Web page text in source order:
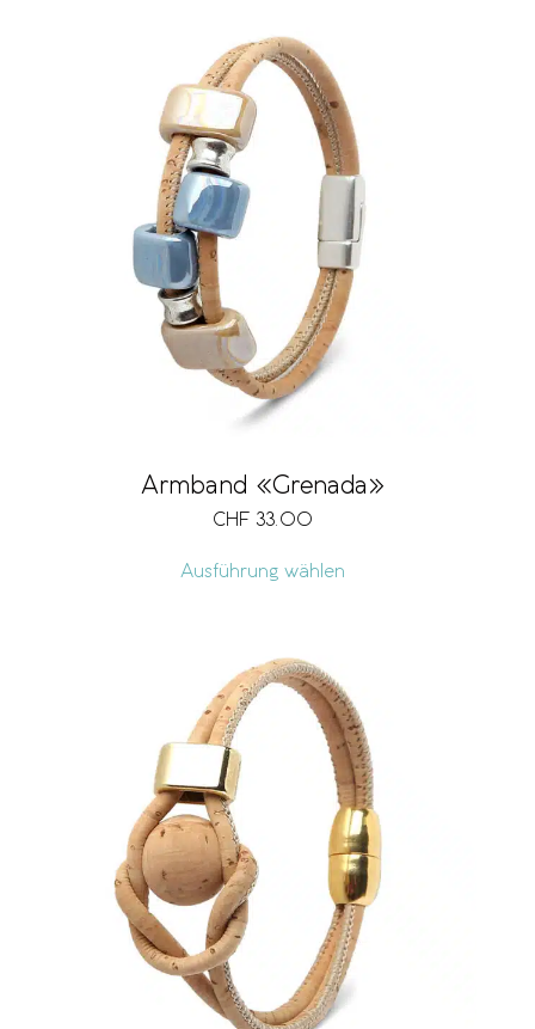
Armband «Grenada»
CHF 33.00
Ausführung wählen